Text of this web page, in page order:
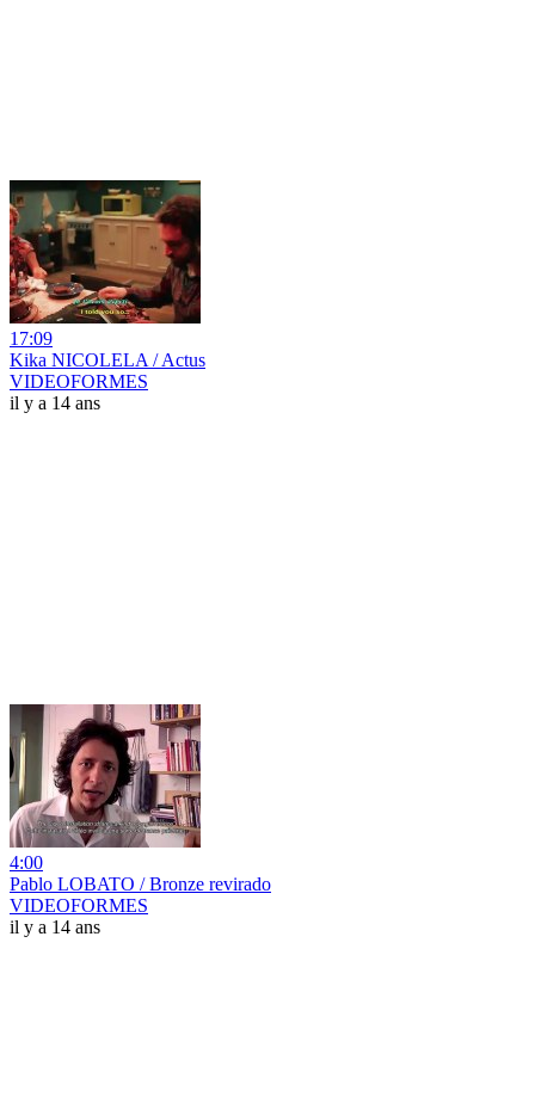
17:09
Kika NICOLELA / Actus
VIDEOFORMES
il y a 14 ans
4:00
Pablo LOBATO / Bronze revirado
VIDEOFORMES
il y a 14 ans